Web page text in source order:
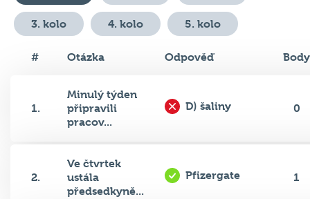
3. kolo 4. kolo 5. kolo
# Otázka Odpověď Body
1.
Minulý týden
připravili
pracov...
D) šaliny 0
2.
Ve čtvrtek
ustála
předsedkyně...
Pfizergate 1